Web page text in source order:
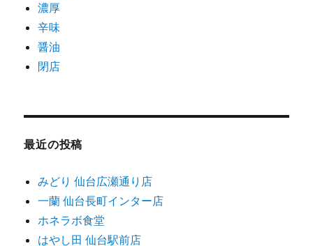
濃厚
辛味
醤油
閉店
最近の投稿
みどり 仙台広瀬通り店
一蘭 仙台長町インター店
ホネラボ食堂
はやし田 仙台駅前店